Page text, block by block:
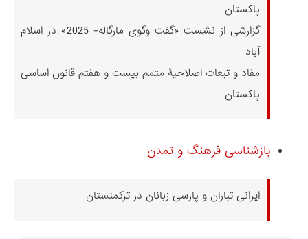
پاکستان
گزارشی از نشست «گفت وگوی مارگاله- 2025» در اسلام
آباد
مفاد و تبعات اصلاحیۀ متمم بیست و هفتم قانون اساسی
پاکستان
بازشناسی فرهنگ و تمدن
ایرانی تباران و پارسی زبانان در ترکمنستان